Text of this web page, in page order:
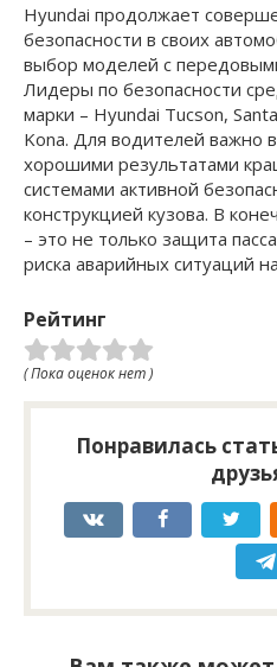
Hyundai продолжает
безопасности в своих
выбор моделей с
Лидеры по безопасности
марки – Hyundai Tucson,
Kona. Для водителей важно
хорошими результатами
системами активной
конструкцией кузова. В
– это не только защита
риска аварийных ситуаций
Рейтинг
( Пока оценок нет )
Понравилась